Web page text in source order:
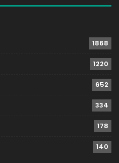
1868
1220
652
334
178
140